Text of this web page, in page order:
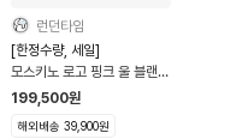
런던타임
[한정수량, 세일]
모스키노 로고 핑크 울 블랜드
머플러 목도리 스카프
199,500원
해외배송 39,900원